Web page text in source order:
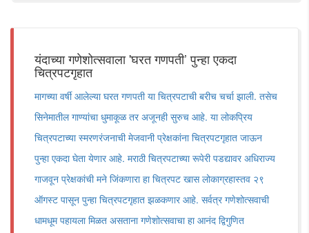
यंदाच्या गणेशोत्सवाला 'घरत गणपती’ पुन्हा एकदा
चित्रपटगृहात
मागच्या वर्षी आलेल्या घरत गणपती या चित्रपटाची बरीच चर्चा झाली. तसेच
सिनेमातील गाण्यांचा धुमाकूळ तर अजूनही सुरुच आहे. या लोकप्रिय
चित्रपटाच्या स्मरणरंजनाची मेजवानी प्रेक्षकांना चित्रपटगृहात जाऊन
पुन्हा एकदा घेता येणार आहे. मराठी चित्रपटाच्या रूपेरी पडद्यावर अधिराज्य
गाजवून प्रेक्षकांची मने जिंकणारा हा चित्रपट खास लोकाग्रहास्तव २९
ऑगस्ट पासून पुन्हा चित्रपटगृहात झळकणार आहे. सर्वत्र गणेशोत्सवाची
धामधूम पहायला मिळत असताना गणेशोत्सवाचा हा आनंद द्विगुणित